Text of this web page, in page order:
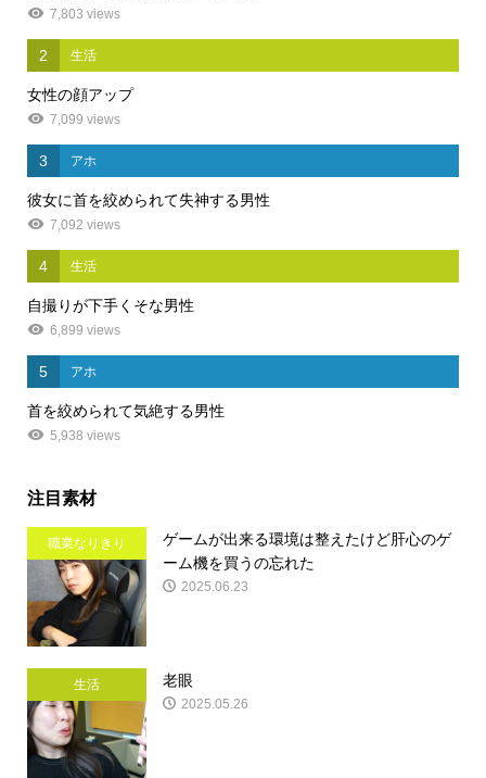
7,803 views
2 生活
女性の顔アップ
7,099 views
3 アホ
彼女に首を絞められて失神する男性
7,092 views
4 生活
自撮りが下手くそな男性
6,899 views
5 アホ
首を絞められて気絶する男性
5,938 views
注目素材
職業なりきり
ゲームが出来る環境は整えたけど肝心のゲ
ーム機を買うの忘れた
2025.06.23
生活 老眼
2025.05.26